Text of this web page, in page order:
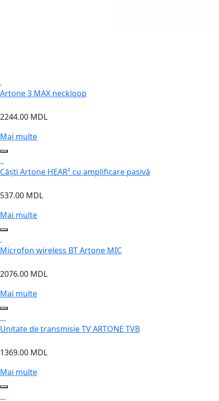
Artone 3 MAX neckloop
2244.00 MDL
Mai multe
Căști Artone HEAR² cu amplificare pasivă
537.00 MDL
Mai multe
Microfon wireless BT Artone MIC
2076.00 MDL
Mai multe
Unitate de transmisie TV ARTONE TVB
1369.00 MDL
Mai multe